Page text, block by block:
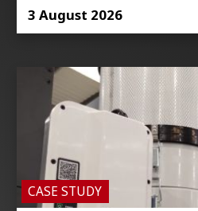
3 August 2026
CASE STUDY